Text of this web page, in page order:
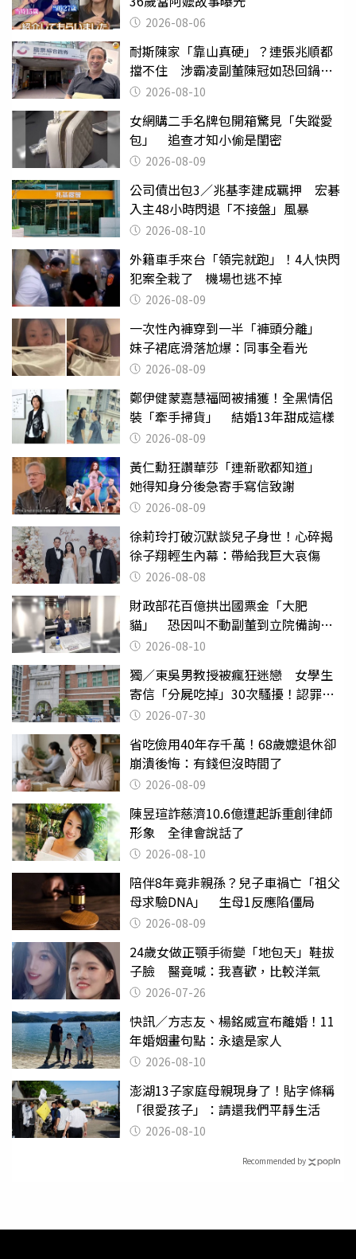
2026-08-06
耐斯陳家「靠山真硬」？連張兆順都
擋不住 涉霸凌副董陳冠如恐回鍋國
票證2026-08-10
女網購二手名牌包開箱驚見「失蹤愛
包」 追查才知小偷是閨密
2026-08-09
公司債出包3／兆基李建成羈押 宏碁
入主48小時閃退「不接盤」風暴
2026-08-10
外籍車手來台「領完就跑」！4人快閃
犯案全栽了 機場也逃不掉
2026-08-09
一次性內褲穿到一半「褲頭分離」
妹子裙底滑落尬爆：同事全看光
2026-08-09
鄭伊健蒙嘉慧福岡被捕獲！全黑情侶
裝「牽手掃貨」 結婚13年甜成這樣
2026-08-09
黃仁勳狂讚華莎「連新歌都知道」
她得知身分後急寄手寫信致謝
2026-08-09
徐莉玲打破沉默談兒子身世！心碎揭
徐子翔輕生內幕：帶給我巨大哀傷
2026-08-08
財政部花百億拱出國票金「大肥
貓」 恐因叫不動副董到立院備詢惹
議 2026-08-10
獨／東吳男教授被瘋狂迷戀 女學生
寄信「分屍吃掉」30次騷擾！認罪免
關 2026-07-30
省吃儉用40年存千萬！68歲嬤退休卻
崩潰後悔：有錢但沒時間了
2026-08-09
陳昱瑄詐慈濟10.6億遭起訴重創律師
形象 全律會說話了
2026-08-10
陪伴8年竟非親孫？兒子車禍亡「祖父
母求驗DNA」 生母1反應陷僵局
2026-08-09
24歲女做正顎手術變「地包天」鞋拔
子臉 醫竟喊：我喜歡，比較洋氣
2026-07-26
快訊／方志友、楊銘威宣布離婚！11
年婚姻畫句點：永遠是家人
2026-08-10
澎湖13子家庭母親現身了！貼字條稱
「很愛孩子」：請還我們平靜生活
2026-08-10
Recommended by